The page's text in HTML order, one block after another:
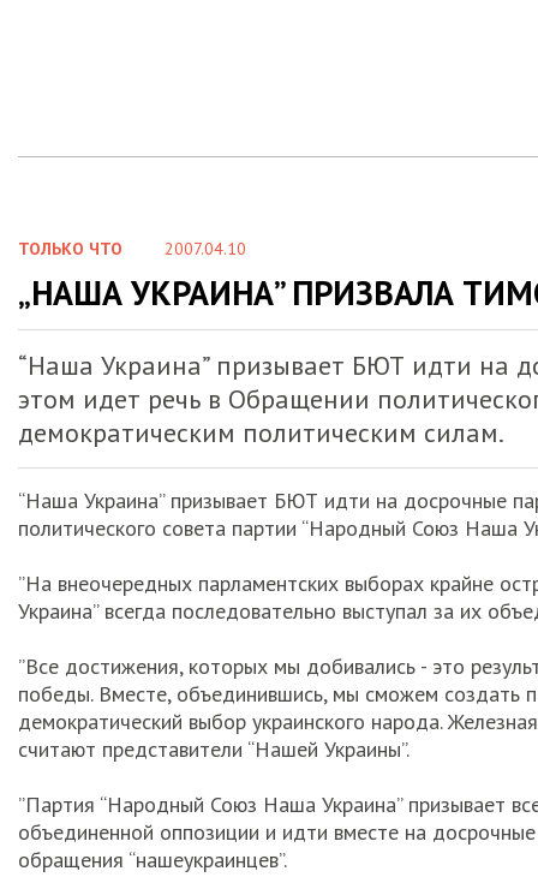
ТОЛЬКО ЧТО 2007.04.10
„НАША УКРАИНА” ПРИЗВАЛА
“Наша Украина” призывает БЮТ идти на
этом идет речь в Обращении
демократическим политическим силам.
“Наша Украина” призывает БЮТ идти на досрочные
политического совета партии “Народный Союз Наша
”На внеочередных парламентских выборах крайне
Украина” всегда последовательно выступал за их
”Все достижения, которых мы добивались - это
победы. Вместе, объединившись, мы сможем создать
демократический выбор украинского народа.
считают представители “Нашей Украины”.
”Партия “Народный Союз Наша Украина” призывает
объединенной оппозиции и идти вместе на
обращения “нашеукраинцев”.